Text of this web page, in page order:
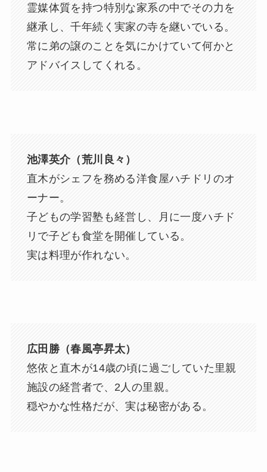
霊媒体質を持つ特別な家系の中でその力を
継承し、千年続く実家の寺を継いでいる。
常に弟の譲のことを気にかけていて何かと
アドバイスしてくれる。
池澤英介（荒川良々）
直木がシェフを務める洋食屋ハチドリのオ
ーナー。
子どもの学習塾も経営し、月に一度ハチド
リで子ども食堂を開催している。
実は料理が作れない。
広田勝（春風亭昇太）
悠依と直木が14歳の頃に過ごしていた里親
施設の経営者で、2人の里親。
穏やかな性格だが、実は秘密がある。